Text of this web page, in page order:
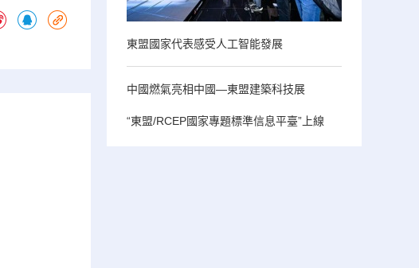
東盟國家代表感受人工智能發展
中國燃氣亮相中國—東盟建築科技展
“東盟/RCEP國家專題標準信息平臺”上線